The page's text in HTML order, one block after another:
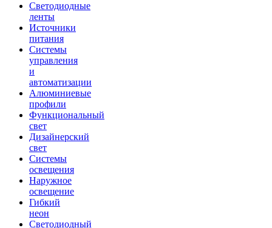
Светодиодные
ленты
Источники
питания
Системы
управления
и
автоматизации
Алюминиевые
профили
Функциональный
свет
Дизайнерский
свет
Системы
освещения
Наружное
освещение
Гибкий
неон
Светодиодный